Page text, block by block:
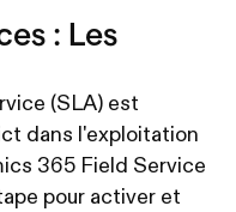
: Les
(SLA) est
dans l'exploitation
365 Field Service
pour activer et